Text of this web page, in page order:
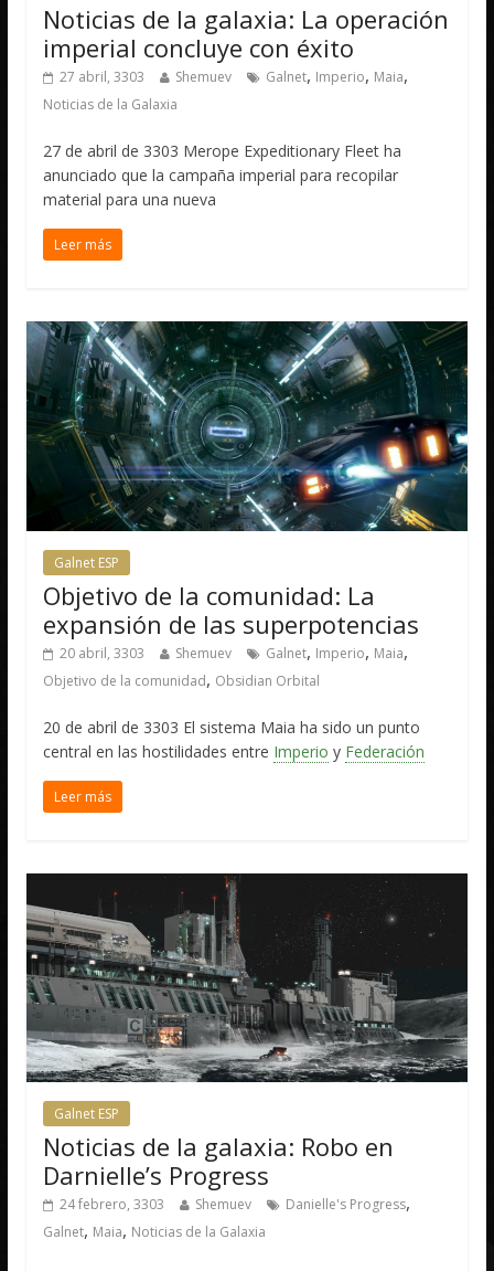
Noticias de la galaxia: La operación
imperial concluye con éxito
27 abril, 3303 Shemuev Galnet, Imperio, Maia,
Noticias de la Galaxia
27 de abril de 3303 Merope Expeditionary Fleet ha
anunciado que la campaña imperial para recopilar
material para una nueva
Leer más
Galnet ESP
Objetivo de la comunidad: La
expansión de las superpotencias
20 abril, 3303 Shemuev Galnet, Imperio, Maia,
Objetivo de la comunidad, Obsidian Orbital
20 de abril de 3303 El sistema Maia ha sido un punto
central en las hostilidades entre Imperio y Federación
Leer más
Galnet ESP
Noticias de la galaxia: Robo en
Darnielle’s Progress
24 febrero, 3303 Shemuev Danielle's Progress,
Galnet, Maia, Noticias de la Galaxia